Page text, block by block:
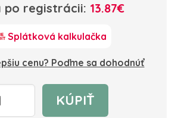
po registrácii: 13.87€
Splátková kalkulačka
cenu? Poďme sa dohodnúť
KÚPIŤ